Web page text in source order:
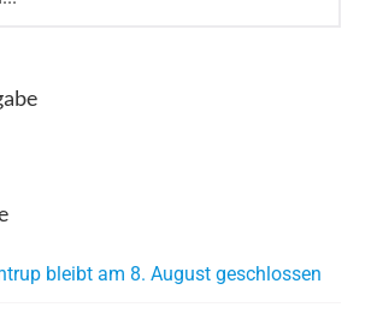
bleibt am 8. August geschlossen